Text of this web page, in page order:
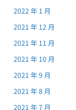
2022 年 1 月
2021 年 12 月
2021 年 11 月
2021 年 10 月
2021 年 9 月
2021 年 8 月
2021 年 7 月